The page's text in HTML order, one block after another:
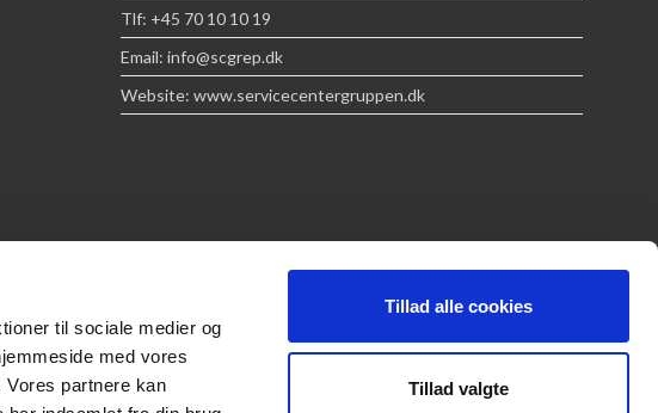
til sociale medier og
med vores
Vores partnere kan
Tillad alle cookies
Tillad valgte
Tlf: +45 70 10 10 19
Email: info@scgrep.dk
Website: www.servicecentergruppen.dk